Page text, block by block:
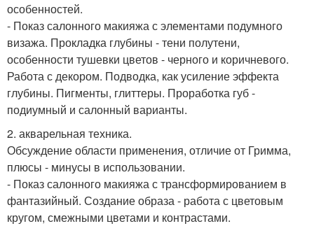
особенностей.
- Показ салонного макияжа с элементами подумного
визажа. Прокладка глубины - тени полутени,
особенности тушевки цветов - черного и коричневого.
Работа с декором. Подводка, как усиление эффекта
глубины. Пигменты, глиттеры. Проработка губ -
подиумный и салонный варианты.
2. акварельная техника.
Обсуждение области применения, отличие от Гримма,
плюсы - минусы в использовании.
- Показ салонного макияжа с трансформированием в
фантазийный. Создание образа - работа с цветовым
кругом, смежными цветами и контрастами.